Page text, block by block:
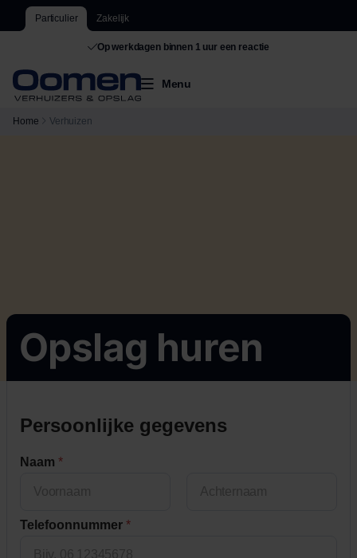
Particulier Zakelijk
De grootste van Nederland
Menu
Home Verhuizen
Opslag huren
Persoonlijke gegevens
Naam *
Telefoonnummer *